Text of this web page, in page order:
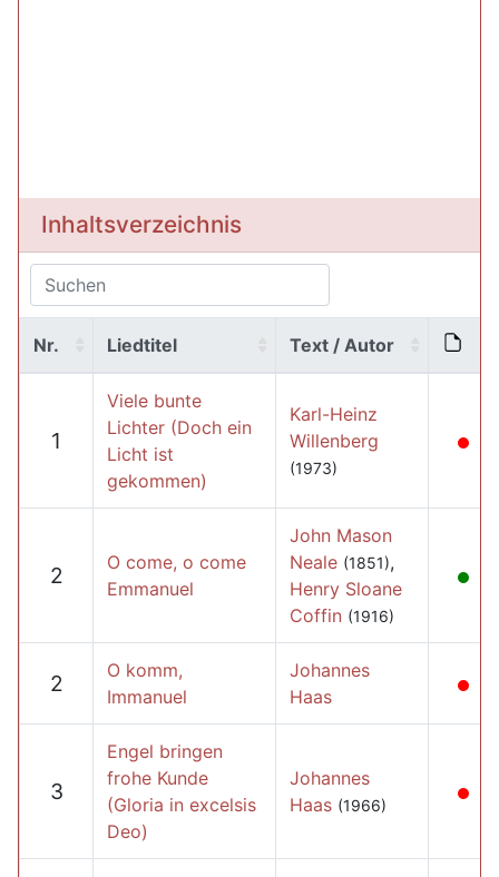
Inhaltsverzeichnis
Nr. Liedtitel Text / Autor
1
Viele bunte
Lichter (Doch ein
Licht ist
gekommen)
Karl-Heinz
Willenberg
(1973)
2
O come, o come
Emmanuel
John Mason
Neale (1851),
Henry Sloane
Coffin (1916)
2
O komm,
Immanuel
Johannes
Haas
3
Engel bringen
frohe Kunde
(Gloria in excelsis
Deo)
Johannes
Haas (1966)